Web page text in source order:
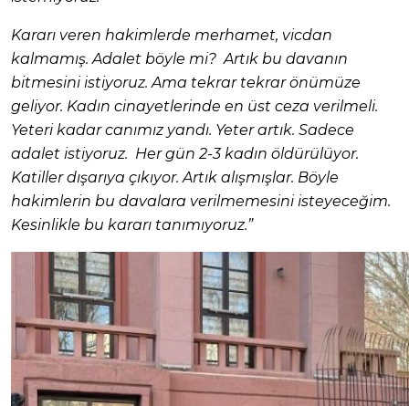
Kararı veren hakimlerde merhamet, vicdan
kalmamış. Adalet böyle mi? Artık bu davanın
bitmesini istiyoruz. Ama tekrar tekrar önümüze
geliyor. Kadın cinayetlerinde en üst ceza verilmeli.
Yeteri kadar canımız yandı. Yeter artık. Sadece
adalet istiyoruz. Her gün 2-3 kadın öldürülüyor.
Katiller dışarıya çıkıyor. Artık alışmışlar. Böyle
hakimlerin bu davalara verilmemesini isteyeceğim.
Kesinlikle bu kararı tanımıyoruz.”